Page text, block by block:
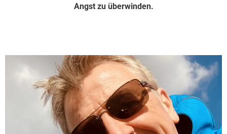
Angst zu überwinden.